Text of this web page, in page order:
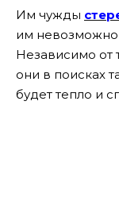
Им чужды
им невозможно
Независимо от
они в поисках
будет тепло и